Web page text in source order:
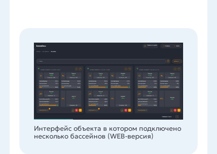
Интерфейс объекта в котором подключено
несколько бассейнов (WEB-версия)